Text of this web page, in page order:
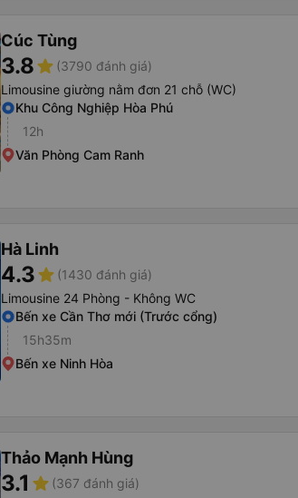
Cúc Tùng
3.8star (3790 đánh giá)
Limousine giường nằm đơn 21 chỗ (WC)
Khu Công Nghiệp Hòa Phú
12h
Văn Phòng Cam Ranh
Hà Linh
4.3star (1430 đánh giá)
Limousine 24 Phòng - Không WC
Bến xe Cần Thơ mới (Trước cổng)
15h35m
Bến xe Ninh Hòa
Thảo Mạnh Hùng
3.1 star (367 đánh giá)